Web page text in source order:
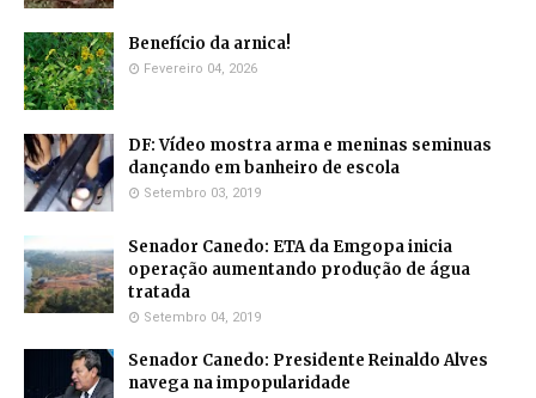
Benefício da arnica!
Fevereiro 04, 2026
DF: Vídeo mostra arma e meninas seminuas
dançando em banheiro de escola
Setembro 03, 2019
Senador Canedo: ETA da Emgopa inicia
operação aumentando produção de água
tratada
Setembro 04, 2019
Senador Canedo: Presidente Reinaldo Alves
navega na impopularidade